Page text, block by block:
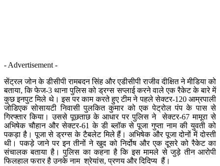
- Advertisement -
सेंट्रल जोन के डीसीपी रामबदन सिंह और एडीसीपी राजीव दीक्षित ने मीडिया को
बताया, कि फेज-3 थाना पुलिस को ड्रग्स सप्लाई करने वाले एक रैकेट के बारे में
कुछ इनपुट मिले थे। इस पर काम करते हुए टीम ने पहले सेक्टर-120 आम्रपाली
जोडिएक सोसायटी निवासी पुलकित कुमार को एक पेट्रोल पंप के पास से
गिरफ्तार किया। उससे पूछताछ के आधार पर पुलिस ने सेक्टर-67 मामूरा से
अभिषेक चौहान और सेक्टर-61 के डी ब्लॉक से पूजा गुप्ता नाम की युवती को
पकड़ा है। पूजा से ड्रग्स के टैबलेट मिले हैं। अभिषेक और पूजा दोनों में दोस्ती
थी। पकड़े जाने पर इन तीनों ने खुद को निर्दोष और एक दूसरे को रैकेट का
संचालक बताया है। पुलिस का कहना है कि इस मामले से जुड़े तीन आरोपी
फिलहाल फरार है उनके नाम श्रेयांस, प्रणय और दिदिप्य हैं।